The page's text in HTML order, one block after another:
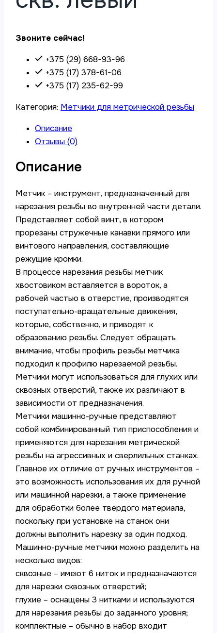
Звоните сейчас!
+375 (29) 668-93-96
+375 (17) 378-61-06
+375 (17) 235-62-99
Категория: Метчики для метрической резьбы
Описание
Отзывы (0)
Описание
Метчик – инструмент, предназначенный для
нарезания резьбы во внутренней части детали.
Представляет собой винт, в котором
прорезаны стружечные канавки прямого или
винтового направления, составляющие
режущие кромки.
В процессе нарезания резьбы метчик
хвостовиком вставляется в вороток, а
рабочей частью в отверстие, производятся
поступательно-вращательные движения,
которые, собственно, и приводят к
образованию резьбы. Следует обращать
внимание, чтобы профиль резьбы метчика
подходил к профилю нарезаемой резьбы.
Метчики могут использоваться для глухих или
сквозных отверстий, также их различают в
зависимости от предназначения.
Метчики машинно-ручные представляют
собой комбинированный тип приспособления и
применяются для нарезания метрической
резьбы на агрессивных и сверлильных станках.
Главное их отличие от ручных инструментов –
это возможность использования их для ручной
или машинной нарезки, а также применение
для обработки более твердого материала,
поскольку при установке на станок они
должны выполнить нарезку за один подход.
Машинно-ручные метчики можно разделить на
несколько видов:
сквозные – имеют 6 ниток и предназначаются
для нарезки сквозных отверстий;
глухие – оснащены 3 нитками и используются
для нарезания резьбы до заданного уровня;
комплектные – обычно в набор входит